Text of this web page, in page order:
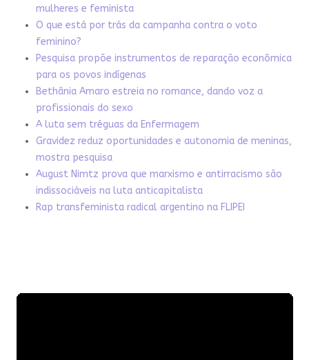
mulheres e feminista
O que está por trás da campanha contra o voto
feminino?
Pesquisa propõe instrumentos de reparação econômica
para os povos indígenas
Bethânia Amaro estreia no romance, dando voz a
profissionais do sexo
A luta sem tréguas da Enfermagem
Gravidez reduz oportunidades e autonomia de meninas,
mostra pesquisa
August Nimtz prova que marxismo e antirracismo são
indissociáveis na luta anticapitalista
Rap transfeminista radical argentino na FLIPEI